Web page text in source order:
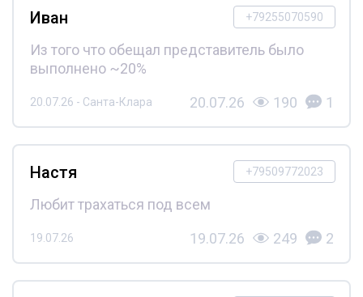
+79255070590
Иван
Из того что обещал представитель было
выполнено ~20%
20.07.26 - Санта-Клара 20.07.26 190 1
+79509772023
Настя
Любит трахаться под всем
19.07.26 19.07.26 249 2